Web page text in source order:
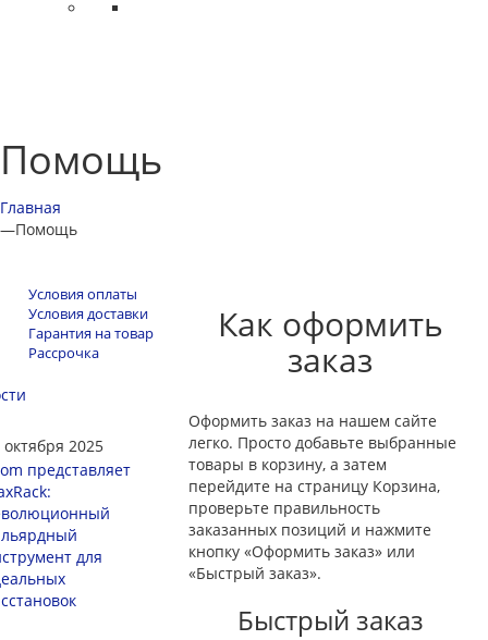
Помощь
Главная
—Помощь
Как оформить
заказ
Оформить заказ на нашем сайте
легко. Просто добавьте выбранные
товары в корзину, а затем
перейдите на страницу Корзина,
проверьте правильность
заказанных позиций и нажмите
кнопку «Оформить заказ» или
«Быстрый заказ».
Быстрый заказ
Условия оплаты
Условия доставки
Гарантия на товар
Рассрочка
октября 2025
представляет
для